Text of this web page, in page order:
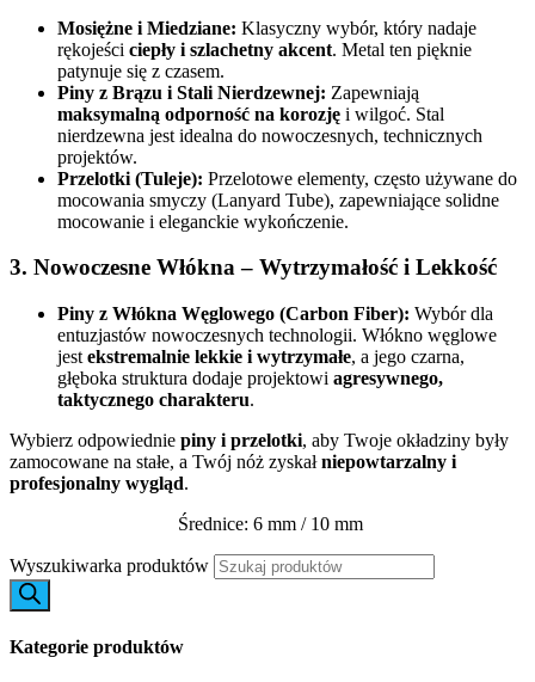
Mosiężne i Miedziane: Klasyczny wybór, który nadaje
rękojeści ciepły i szlachetny akcent. Metal ten pięknie
patynuje się z czasem.
Piny z Brązu i Stali Nierdzewnej: Zapewniają
maksymalną odporność na korozję i wilgoć. Stal
nierdzewna jest idealna do nowoczesnych, technicznych
projektów.
Przelotki (Tuleje): Przelotowe elementy, często używane do
mocowania smyczy (Lanyard Tube), zapewniające solidne
mocowanie i eleganckie wykończenie.
3. Nowoczesne Włókna – Wytrzymałość i Lekkość
Piny z Włókna Węglowego (Carbon Fiber): Wybór dla
entuzjastów nowoczesnych technologii. Włókno węglowe
jest ekstremalnie lekkie i wytrzymałe, a jego czarna,
głęboka struktura dodaje projektowi agresywnego,
taktycznego charakteru.
Wybierz odpowiednie piny i przelotki, aby Twoje okładziny były
zamocowane na stałe, a Twój nóż zyskałniepowtarzalny i
profesjonalny wygląd.
Średnice: 6 mm / 10 mm
Wyszukiwarka produktów
Kategorie produktów